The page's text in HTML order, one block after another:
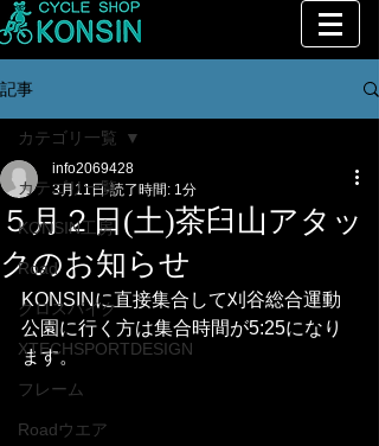
記事
カテゴリ一覧
KONSIN工房
Road
クロスバイク
XTECHSPORTDESIGN
フレーム
Roadウエア
カテゴリ一覧
５月２日(土)茶臼山アタッ
クのお知らせ
info2069428
3月11日 読了時間: 1分
KONSINに直接集合して刈谷総合運動
公園に行く方は集合時間が5:25になり
ます。